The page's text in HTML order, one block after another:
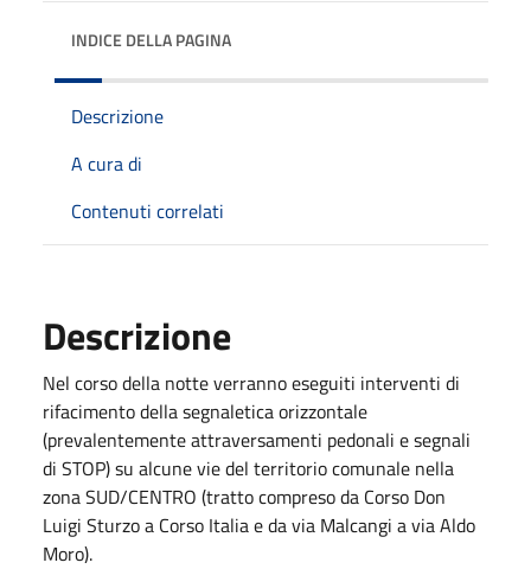
INDICE DELLA PAGINA
Descrizione
A cura di
Contenuti correlati
Descrizione
Nel corso della notte verranno eseguiti interventi di
rifacimento della segnaletica orizzontale
(prevalentemente attraversamenti pedonali e segnali
di STOP) su alcune vie del territorio comunale nella
zona SUD/CENTRO (tratto compreso da Corso Don
Luigi Sturzo a Corso Italia e da via Malcangi a via Aldo
Moro).